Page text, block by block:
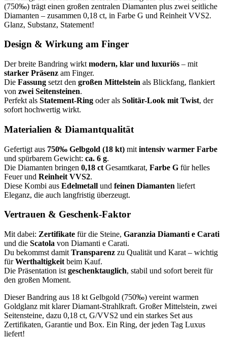
(750‰) trägt einen großen zentralen Diamanten plus zwei seitliche
Diamanten – zusammen 0,18 ct, in Farbe G und Reinheit VVS2.
Glanz, Substanz, Statement!
Design & Wirkung am Finger
Der breite Bandring wirkt modern, klar und luxuriös – mit
starker Präsenz am Finger.
Die Fassung setzt den großen Mittelstein als Blickfang, flankiert
von zwei Seitensteinen.
Perfekt als Statement-Ring oder als Solitär-Look mit Twist, der
sofort hochwertig wirkt.
Materialien & Diamantqualität
Gefertigt aus 750‰ Gelbgold (18 kt) mit intensiv warmer Farbe
und spürbarem Gewicht: ca. 6 g.
Die Diamanten bringen 0,18 ct Gesamtkarat, Farbe G für helles
Feuer und Reinheit VVS2.
Diese Kombi aus Edelmetall und feinen Diamanten liefert
Eleganz, die auch langfristig überzeugt.
Vertrauen & Geschenk-Faktor
Mit dabei: Zertifikate für die Steine, Garanzia Diamanti e Carati
und die Scatola von Diamanti e Carati.
Du bekommst damit Transparenz zu Qualität und Karat – wichtig
fürWerthaltigkeit beim Kauf.
Die Präsentation ist geschenktauglich, stabil und sofort bereit für
den großen Moment.
Dieser Bandring aus 18 kt Gelbgold (750‰) vereint warmen
Goldglanz mit klarer Diamant-Strahlkraft. Großer Mittelstein, zwei
Seitensteine, dazu 0,18 ct, G/VVS2 und ein starkes Set aus
Zertifikaten, Garantie und Box. Ein Ring, der jeden Tag Luxus
liefert!